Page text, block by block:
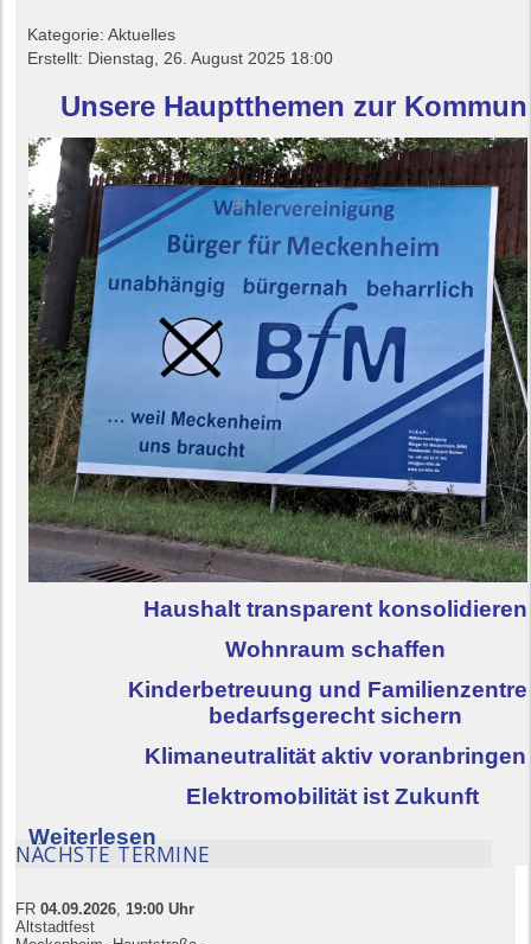
Kategorie: Aktuelles
Erstellt: Dienstag, 26. August 2025 18:00
Unsere Hauptthemen zur
Haushalt transparent konsolidieren
Wohnraum schaffen
Kinderbetreuung und
bedarfsgerecht sichern
Klimaneutralität aktiv voranbringen
Elektromobilität ist Zukunft
Weiterlesen
NÄCHSTE TERMINE
FR04.09.2026 19:00 Uhr
Altstadtfest